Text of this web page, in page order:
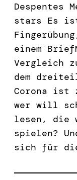
Despentes
stars Es
einem
Vergleich
dem
Corona ist
wer will
lesen, die
spielen?
sich für die